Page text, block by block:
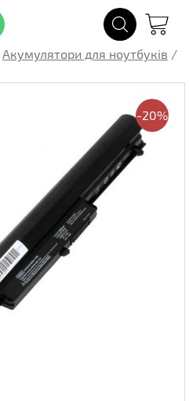
Акумулятори для ноутбуків /
-20%